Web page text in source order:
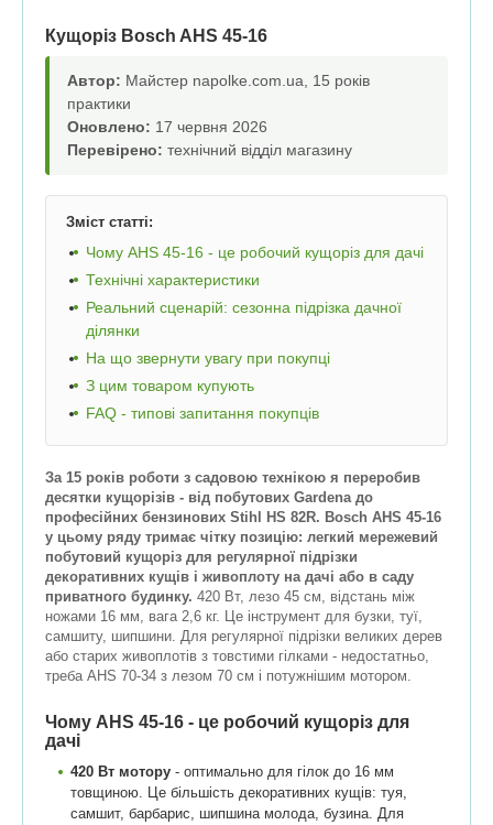
Кущоріз Bosch AHS 45-16
Автор: Майстер napolke.com.ua, 15 років
практики
Оновлено: 17 червня 2026
Перевірено: технічний відділ магазину
Зміст статті:
Чому AHS 45-16 - це робочий кущоріз для дачі
Технічні характеристики
Реальний сценарій: сезонна підрізка дачної
ділянки
На що звернути увагу при покупці
З цим товаром купують
FAQ - типові запитання покупців
За 15 років роботи з садовою технікою я переробив
десятки кущорізів - від побутових Gardena до
професійних бензинових Stihl HS 82R. Bosch AHS 45-16
у цьому ряду тримає чітку позицію: легкий мережевий
побутовий кущоріз для регулярної підрізки
декоративних кущів і живоплоту на дачі або в саду
приватного будинку. 420 Вт, лезо 45 см, відстань між
ножами 16 мм, вага 2,6 кг. Це інструмент для бузки, туї,
самшиту, шипшини. Для регулярної підрізки великих дерев
або старих живоплотів з товстими гілками - недостатньо,
треба AHS 70-34 з лезом 70 см і потужнішим мотором.
Чому AHS 45-16 - це робочий кущоріз для
дачі
420 Вт мотору - оптимально для гілок до 16 мм
товщиною. Це більшість декоративних кущів: туя,
самшит, барбарис, шипшина молода, бузина. Для